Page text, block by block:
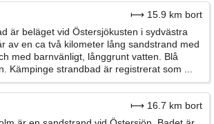
⟼ 15.9 km bort
är beläget vid Östersjökusten i sydvästra
av en ca två kilometer lång sandstrand med
med barnvänligt, långgrunt vatten. Blå
Kämpinge strandbad är registrerat som ...
⟼ 16.7 km bort